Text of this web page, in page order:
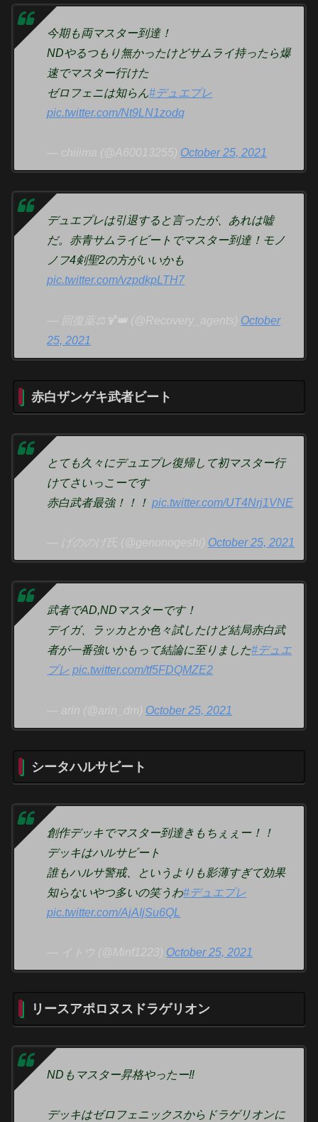
今期も両マスター到達！
NDやるつもり無かったけどサムライ持ったら爆
速でマスター行けた
ゼロフェニは知らん#デュエプレ
pic.twitter.com/Nt9LN1zodq
— chiiima (@A60013255) October 25, 2021
デュエプレは引退すると言ったが、あれは嘘
だ。赤青サムライビートでマスター到達！モノ
ノフ4剣聖2の方がいいかも
pic.twitter.com/vzpdkpLTH7
— 回復薬⚖️🍹👑 (@Recovery_agents) October
25, 2021
赤白ザンゲキ武者ビート
とても久々にデュエプレ復帰して初マスター行
けてさいっこーです
赤白武者最強！！！pic.twitter.com/UT4Nrj1VNE
— げののげ氏 (@genonogeshi) October 25, 2021
武者でAD,NDマスターです！
デイガ、ラッカとか色々試したけど結局赤白武
者が一番強いかもって結論に至りました#デュエ
プレ pic.twitter.com/tf5FDQMZE2
— arin (@arin_dm) October 25, 2021
シータハルサビート
創作デッキでマスター到達きもちぇぇー！！
デッキはハルサビート
誰もハルサ警戒、というよりも影薄すぎて効果
知らないやつ多いの笑うわ#デュエプレ
pic.twitter.com/AjAIjSu6QL
— イトウ (@Minf1223) October 25, 2021
リースアポロヌスドラゲリオン
NDもマスター昇格やったー‼︎
デッキはゼロフェニックスからドラゲリオンに